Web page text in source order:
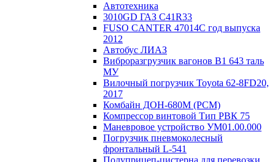
Автотехника
3010GD ГАЗ С41R33
FUSO CANTER 47014C год выпуска
2012
Автобус ЛИАЗ
Виброразгрузчик вагонов В1 643 таль
МУ
Вилочный погрузчик Toyota 62-8FD20,
2017
Комбайн ДОН-680М (РСМ)
Компрессор винтовой Тип РВК 75
Маневровое устройство УМ01.00.000
Погрузчик пневмоколесный
фронтальный L-541
Полуприцеп-цистерна для перевозки